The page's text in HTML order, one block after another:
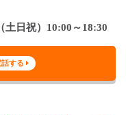
日祝）10:00～18:30
話する